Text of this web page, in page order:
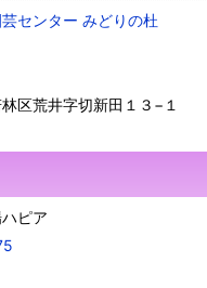
センター みどりの杜
区荒井字切新田１３−１
ピア